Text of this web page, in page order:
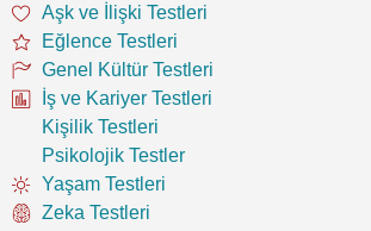
Aşk ve İlişki Testleri
Eğlence Testleri
Genel Kültür Testleri
İş ve Kariyer Testleri
Kişilik Testleri
Psikolojik Testler
Yaşam Testleri
Zeka Testleri